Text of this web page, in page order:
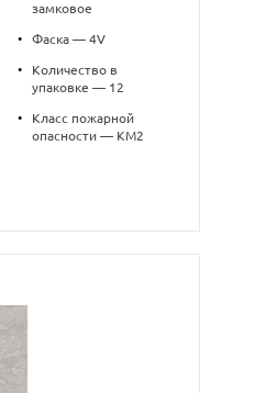
замковое
• Фаска — 4V
•
Количество в
упаковке — 12
•
Класс пожарной
опасности — КМ2